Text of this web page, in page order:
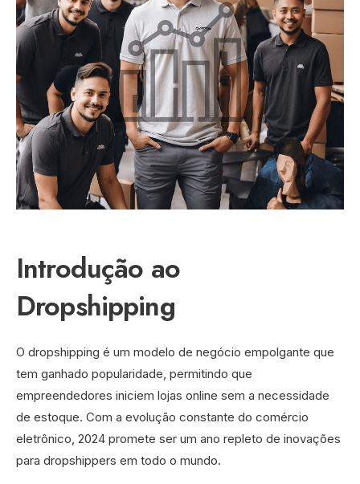
Introdução ao
Dropshipping
O dropshipping é um modelo de negócio empolgante que
tem ganhado popularidade, permitindo que
empreendedores iniciem lojas online sem a necessidade
de estoque. Com a evolução constante do comércio
eletrônico, 2024 promete ser um ano repleto de inovações
para dropshippers em todo o mundo.